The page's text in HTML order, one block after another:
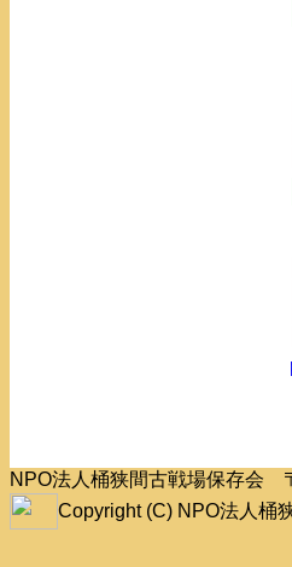
NPO法人桶狭間古戦場保存
Copyright (C) NPO法人桶